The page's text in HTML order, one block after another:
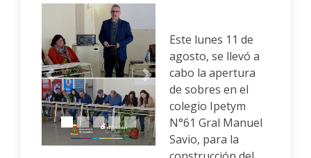
Anterior Siguiente
Este lunes 11 de
agosto, se llevó a
cabo la apertura
de sobres en el
colegio Ipetym
N°61 Gral Manuel
Savio, para la